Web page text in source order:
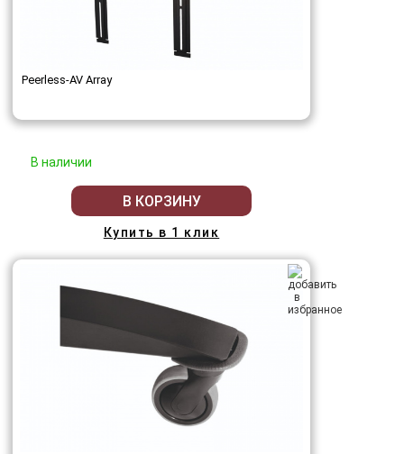
Peerless-AV Array
В наличии
В КОРЗИНУ
Купить в 1 клик